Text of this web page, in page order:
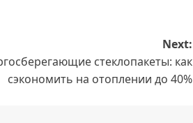
Next:
стеклопакеты: как
сэкономить на отоплении до 40%